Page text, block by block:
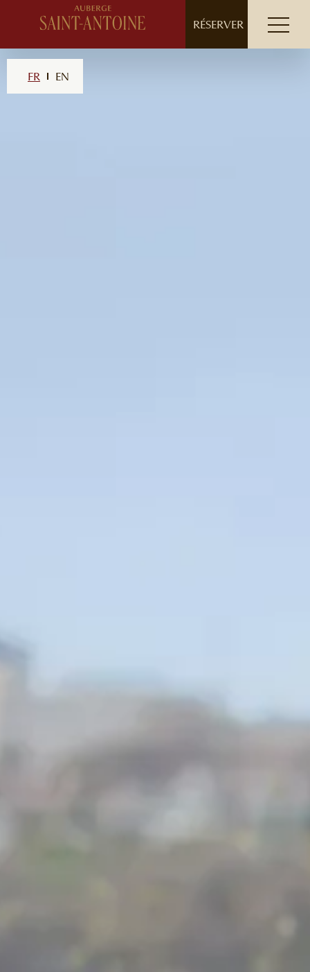
// ensure leading slash
RÉSERVER